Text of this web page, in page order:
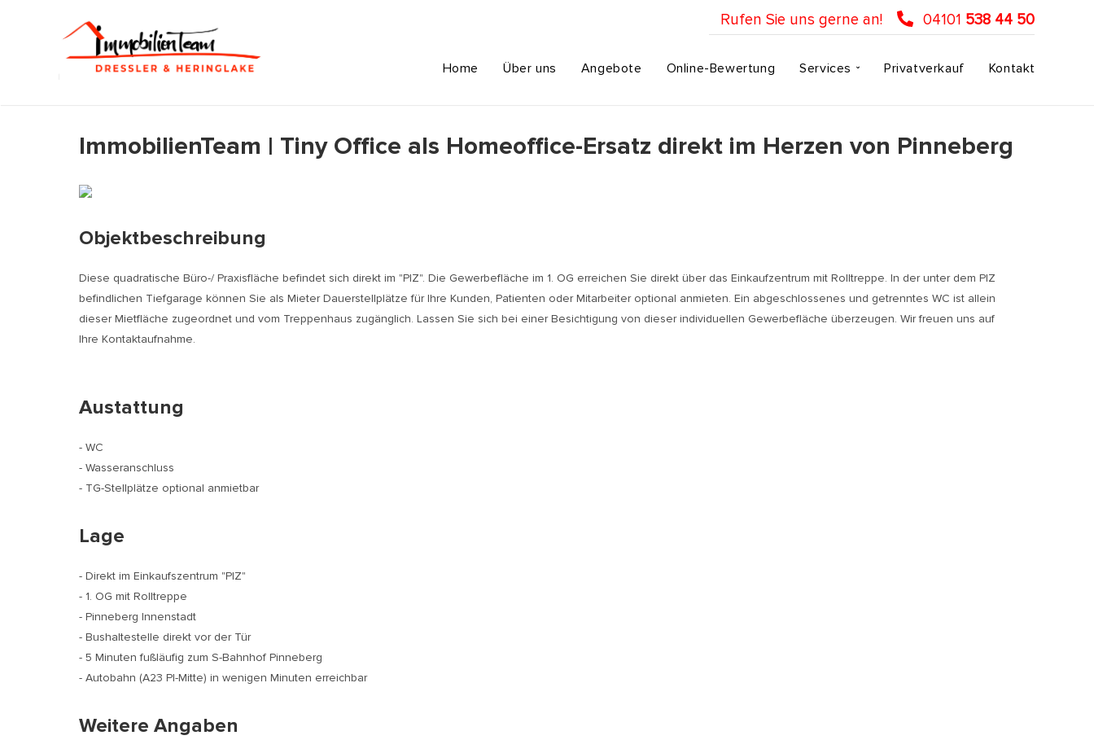
Rufen Sie uns gerne an! 04101 538 44 50
Home Über uns Angebote Online-Bewertung Services Privatverkauf Kontakt
ImmobilienTeam | Tiny Office als Homeoffice-Ersatz direkt im Herzen von Pinneberg
Objektbeschreibung
Diese quadratische Büro-/ Praxisfläche befindet sich direkt im "PIZ". Die Gewerbefläche im 1. OG erreichen Sie direkt über das Einkaufzentrum mit Rolltreppe. In der unter dem PIZ
befindlichen Tiefgarage können Sie als Mieter Dauerstellplätze für Ihre Kunden, Patienten oder Mitarbeiter optional anmieten. Ein abgeschlossenes und getrenntes WC ist allein
dieser Mietfläche zugeordnet und vom Treppenhaus zugänglich. Lassen Sie sich bei einer Besichtigung von dieser individuellen Gewerbefläche überzeugen. Wir freuen uns auf
Ihre Kontaktaufnahme.
Austattung
- WC
- Wasseranschluss
- TG-Stellplätze optional anmietbar
Lage
- Direkt im Einkaufszentrum "PIZ"
- 1. OG mit Rolltreppe
- Pinneberg Innenstadt
- Bushaltestelle direkt vor der Tür
- 5 Minuten fußläufig zum S-Bahnhof Pinneberg
- Autobahn (A23 PI-Mitte) in wenigen Minuten erreichbar
Weitere Angaben